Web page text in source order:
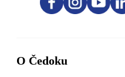
O Čedoku